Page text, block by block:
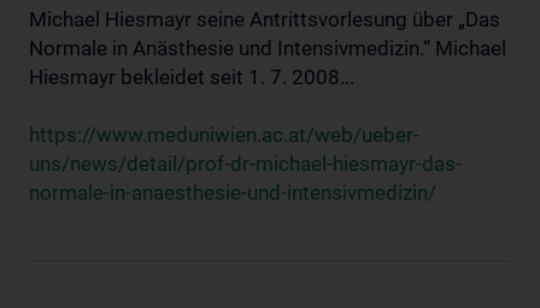
Michael Hiesmayr seine Antrittsvorlesung über „Das
Normale in Anästhesie und Intensivmedizin.“ Michael
Hiesmayr bekleidet seit 1. 7. 2008...
https://www.meduniwien.ac.at/web/ueber-
uns/news/detail/prof-dr-michael-hiesmayr-das-
normale-in-anaesthesie-und-intensivmedizin/